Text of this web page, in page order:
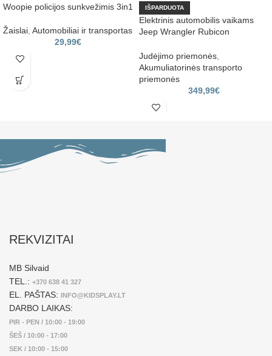
Woopie policijos sunkvežimis 3in1
Žaislai, Automobiliai ir transportas
29,99€
IŠPARDUOTA
Elektrinis automobilis vaikams
Jeep Wrangler Rubicon
Judėjimo priemonės,
Akumuliatorinės transporto
priemonės
349,99€
REKVIZITAI
MB Silvaid
TEL.: +370 638 41 327
EL. PAŠTAS: INFO@KIDSPLAY.LT
DARBO LAIKAS:
PIR - PEN / 10:00 - 19:00
ŠEŠ / 10:00 - 17:00
SEK / 10:00 - 15:00